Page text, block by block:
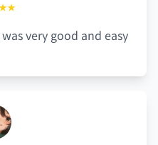
very good and easy